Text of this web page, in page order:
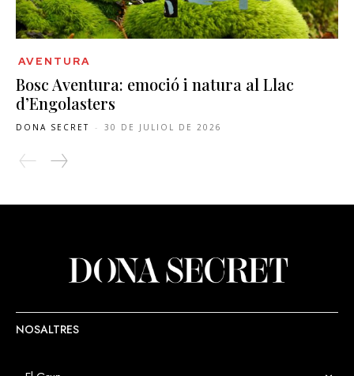
AVENTURA
Bosc Aventura: emoció i natura al Llac
d’Engolasters
DONA SECRET - 30 DE JULIOL DE 2026
NOSALTRES